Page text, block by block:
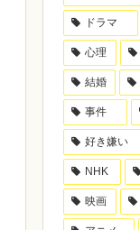
ドラマ
心理
結婚
事件
好き嫌い
NHK
映画